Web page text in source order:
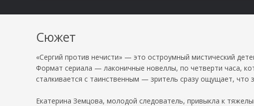
Сюжет
«Сергий против нечисти» — это остроумный мистический
Формат сериала — лаконичные новеллы, по четверти часа,
сталкивается с таинственным — зритель сразу ощущает,
Екатерина Земцова, молодой следователь, привыкла к